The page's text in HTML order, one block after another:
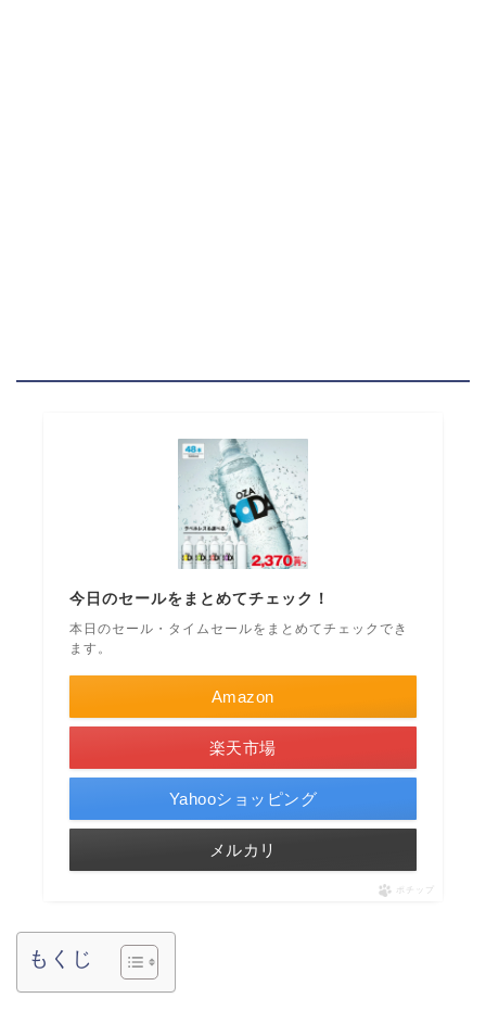
今日のセールをまとめてチェック！
本日のセール・タイムセールをまとめてチェックでき
ます。
Amazon
楽天市場
Yahooショッピング
メルカリ
ポチップ
もくじ